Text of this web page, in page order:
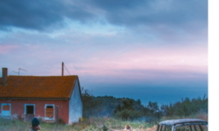
LIRE LA SUITE